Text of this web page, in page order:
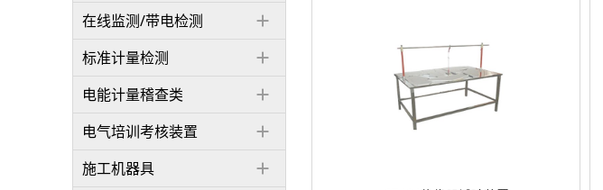
在线监测/带电检测
标准计量检测
电能计量稽查类
电气培训考核装置
施工机器具